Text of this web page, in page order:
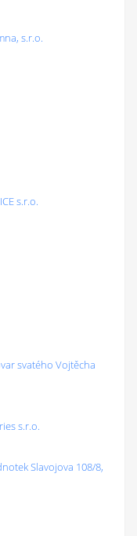
s.r.o.
s.r.o.
svatého Vojtěcha
s.r.o.
Slavojova 108/8,